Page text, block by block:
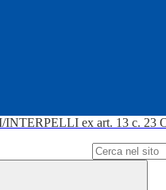
INTERPELLI ex art. 13 c. 23